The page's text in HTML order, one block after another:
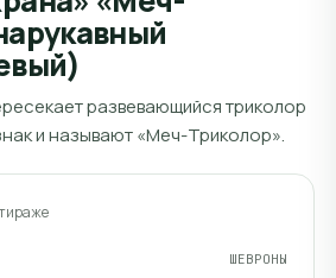
развевающийся триколор
и называют «Меч-Триколор».
ШЕВРОНЫ